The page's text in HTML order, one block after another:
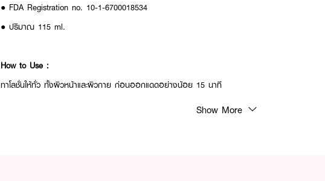
● FDA Registration no. 10-1-6700018534
● ปริมาณ 115 ml.
How to Use :
ทาโลชั่นให้ทั่ว ทั้งผิวหน้าและผิวกาย ก่อนออกแดดอย่างน้อย 15 นาที
Show More